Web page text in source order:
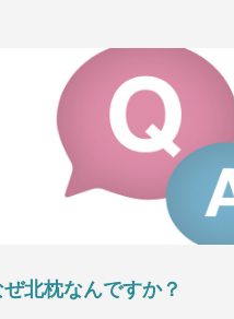
ぜ北枕なんですか？